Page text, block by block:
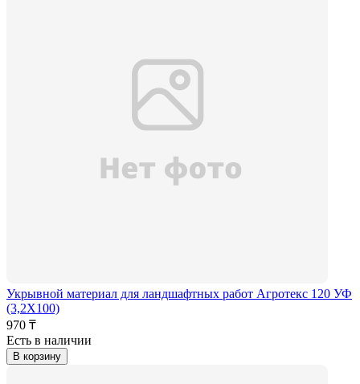
Укрывной материал для ландшафтных работ Агротекс 120 УФ
(3,2Х100)
970 ₸
Есть в наличии
В корзину